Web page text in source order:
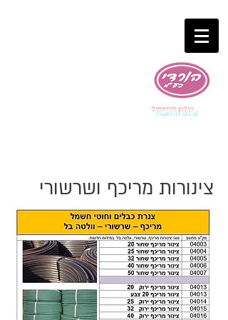
צינורות מריכף ושרשורי
עולם החשמל